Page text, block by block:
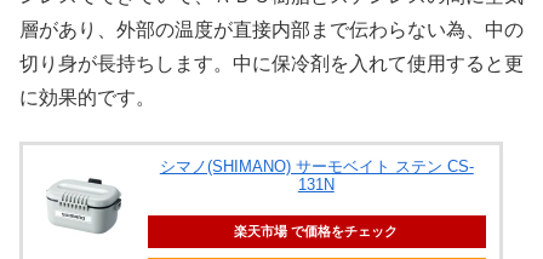
層があり、外部の温度が直接内部まで伝わらない為、中の
切り身が長持ちします。中に保冷剤を入れて使用すると更
に効果的です。
シマノ(SHIMANO) サーモベイト ステン CS-
131N
楽天市場 で価格をチェック